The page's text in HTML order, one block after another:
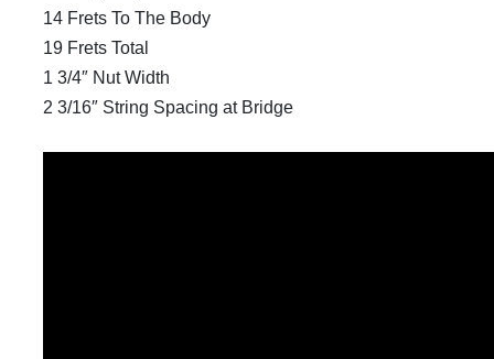
14 Frets To The Body
19 Frets Total
1 3/4″ Nut Width
2 3/16″ String Spacing at Bridge